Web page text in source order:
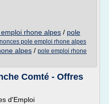
rhone alpes / pole
pole emploi rhone alpes
alpes / pole emploi rhone
Comté - Offres
d'Emploi